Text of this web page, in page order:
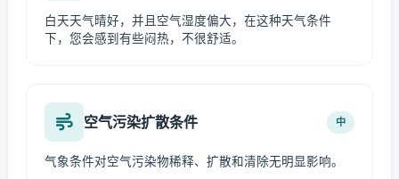
白天天气晴好，并且空气湿度偏大，在这种天气条件
下，您会感到有些闷热，不很舒适。
空气污染扩散条件 中
气象条件对空气污染物稀释、扩散和清除无明显影响。